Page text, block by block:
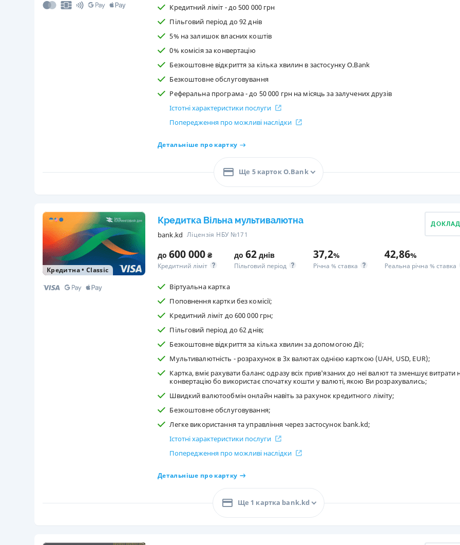
Кредитний ліміт - до 500 000 грн
Пільговий період до 92 днів
5% на залишок власних коштів
0% комісія за конвертацію
Безкоштовне відкриття за кілька хвилин в застосунку O.Bank
Безкоштовне обслуговування
Реферальна програма - до 50 000 грн на місяць за залучених друзів
Істотні характеристики послуги
Попередження про можливі наслідки
Детальніше про картку
Ще 5 карток O.Bank
Кредитка Вільна мультивалютна
bank.kd Ліцензія НБУ №171
Кредитна• Classic
до 600 000 ₴
Кредитний ліміт
до 62 днів
Пільговий період
37,2%
Річна % ставка
42,86%
Реальна річна % ставка
Віртуальна картка
Поповнення картки без комісії;
Кредитний ліміт до 600 000 грн;
Пільговий період до 62 днів;
Безкоштовне відкриття за кілька хвилин за допомогою Дії;
Мультивалютність - розрахунок в 3х валютах однією карткою (UAH, USD, EUR);
Картка, вміє рахувати баланс одразу всіх прив'язаних до неї валют та зменшує витрати
конвертацію бо використає спочатку кошти у валюті, якою Ви розрахувались;
Швидкий валютообмін онлайн навіть за рахунок кредитного ліміту;
Безкоштовне обслуговування;
Легке використання та управління через застосунок bank.kd;
Істотні характеристики послуги
Попередження про можливі наслідки
Детальніше про картку
Ще 1 картка bank.kd